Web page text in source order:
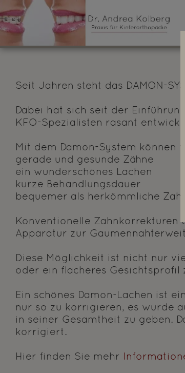
Seit Jahren steht das DAMON-
Dabei hat sich seit der
KFO-Spezialisten rasant
Mit dem Damon-System können
gerade und gesunde Zähne
ein wunderschönes Lachen
kurze Behandlungsdauer
bequemer als herkömmliche
Konventionelle Zahnkorrekturen
Apparatur zur
Diese Möglichkeit ist nicht nur
oder ein flacheres Gesichtsprofil
Ein schönes Damon-Lachen ist
nur so zu korrigieren, es wurde
in seiner Gesamtheit zu geben.
korrigiert.
Hier finden Sie mehr